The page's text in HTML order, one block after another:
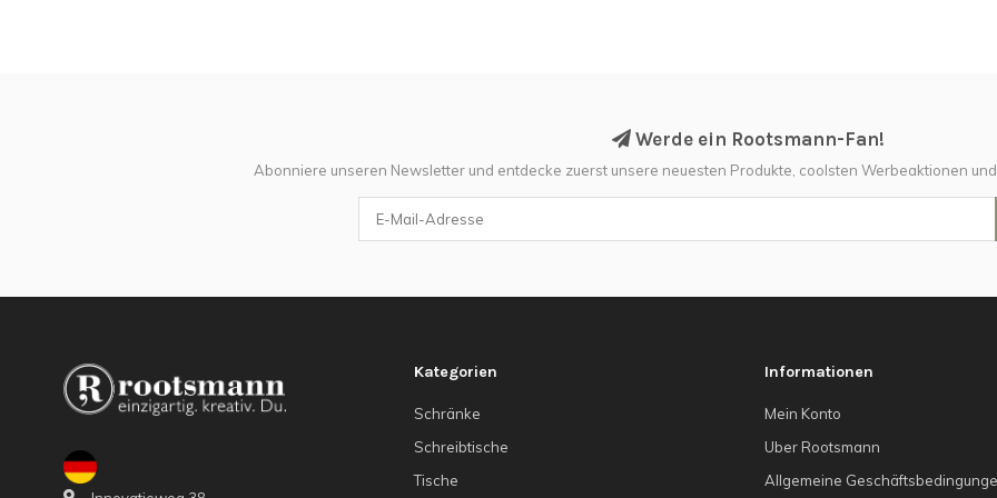
Werde ein Rootsmann-Fan!
Abonniere unseren Newsletter und entdecke zuerst unsere neuesten Produkte, coolsten Werbeaktionen
Kategorien
Schränke
Schreibtische
Tische
Informationen
Mein Konto
Uber Rootsmann
Allgemeine